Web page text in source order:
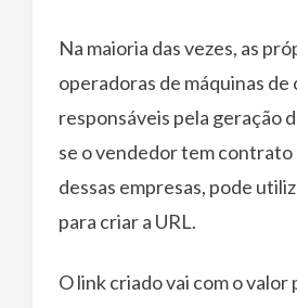
Na maioria das vezes, as
operadoras de máquinas de
responsáveis pela geração
se o vendedor tem contrato
dessas empresas, pode
para criar a URL.
O link criado vai com o valor